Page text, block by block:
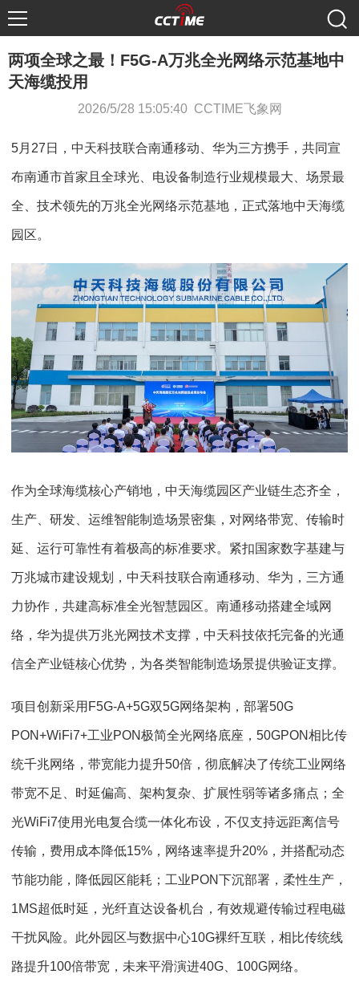
两项全球之最！F5G-A万兆全光网络示范基地中
天海缆投用
2026/5/28 15:05:40 CCTIME飞象网
5月27日，中天科技联合南通移动、华为三方携手，共同宣
布南通市首家且全球光、电设备制造行业规模最大、场景最
全、技术领先的万兆全光网络示范基地，正式落地中天海缆
园区。
作为全球海缆核心产销地，中天海缆园区产业链生态齐全，
生产、研发、运维智能制造场景密集，对网络带宽、传输时
延、运行可靠性有着极高的标准要求。紧扣国家数字基建与
万兆城市建设规划，中天科技联合南通移动、华为，三方通
力协作，共建高标准全光智慧园区。南通移动搭建全域网
络，华为提供万兆光网技术支撑，中天科技依托完备的光通
信全产业链核心优势，为各类智能制造场景提供验证支撑。
项目创新采用F5G-A+5G双5G网络架构，部署50G
PON+WiFi7+工业PON极简全光网络底座，50GPON相比传
统千兆网络，带宽能力提升50倍，彻底解决了传统工业网络
带宽不足、时延偏高、架构复杂、扩展性弱等诸多痛点；全
光WiFi7使用光电复合缆一体化布设，不仅支持远距离信号
传输，费用成本降低15%，网络速率提升20%，并搭配动态
节能功能，降低园区能耗；工业PON下沉部署，柔性生产，
1MS超低时延，光纤直达设备机台，有效规避传输过程电磁
干扰风险。此外园区与数据中心10G裸纤互联，相比传统线
路提升100倍带宽，未来平滑演进40G、100G网络。